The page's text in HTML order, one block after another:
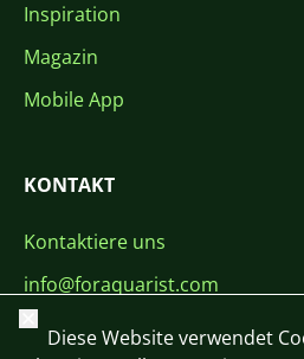
Inspiration
Magazin
Mobile App
KONTAKT
Kontaktiere uns
info@foraquarist.com
+420 603 449 602
Schließen
Diese Website verwendet